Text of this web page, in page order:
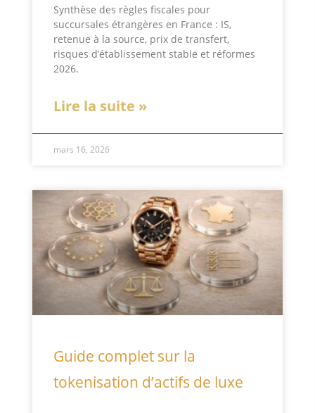
Synthèse des règles fiscales pour
succursales étrangères en France : IS,
retenue à la source, prix de transfert,
risques d’établissement stable et réformes
2026.
Lire la suite »
mars 16, 2026
Guide complet sur la
tokenisation d’actifs de luxe